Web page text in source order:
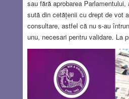
sau fără aprobarea
sută din cetățenii cu drept de vot
consultare, astfel că nu s-au
unu, necesari pentru validare. La
afirma că este un succes al
al societății civile care au cerut
acasă, să nu dea curs intensei și
campanii de propagandă a
Fidesz – popular-creștini, să nu